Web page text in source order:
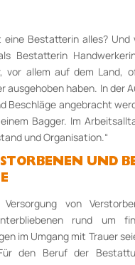
Bestatterin alles?
Bestatterin
vor allem auf dem Land,
ausgehoben haben. In der
Beschläge angebracht
Bagger. Im
und Organisation.“
UND
von
rund um
im Umgang mit Trauer
den Beruf der